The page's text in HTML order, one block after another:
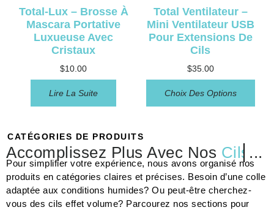
Total-Lux – Brosse À
Mascara Portative
Luxueuse Avec
Cristaux
$10.00
Lire La Suite
Total Ventilateur –
Mini Ventilateur USB
Pour Extensions De
Cils
$35.00
Choix Des Options
CATÉGORIES DE PRODUITS
Accomplissez Plus Avec Nos Cils
...
Pour simplifier votre expérience, nous avons organisé nos
produits en catégories claires et précises. Besoin d’une colle
adaptée aux conditions humides? Ou peut-être cherchez-
vous des cils effet volume? Parcourez nos sections pour